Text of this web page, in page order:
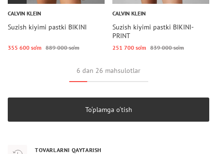
CALVIN KLEIN
Suzish kiyimi pastki BIKINI
355 600 so‘m 889 000 so‘m
CALVIN KLEIN
Suzish kiyimi pastki BIKINI-
PRINT
251 700 so‘m 839 000 so‘m
6 dan 26 mahsulotlar
To‘plamga o‘tish
TOVARLARNI QAYTARISH